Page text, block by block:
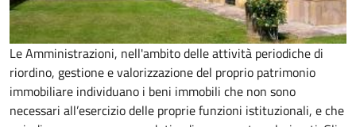
Le Amministrazioni, nell'ambito delle attività periodiche di
riordino, gestione e valorizzazione del proprio patrimonio
immobiliare individuano i beni immobili che non sono
necessari all’esercizio delle proprie funzioni istituzionali, e che